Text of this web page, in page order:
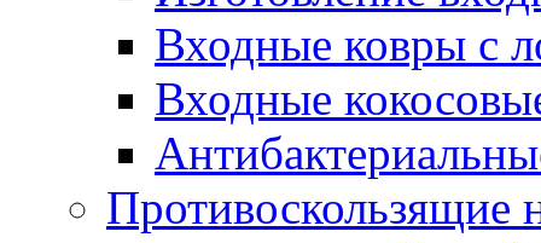
Входные ковры с
Входные
Противоскользящие